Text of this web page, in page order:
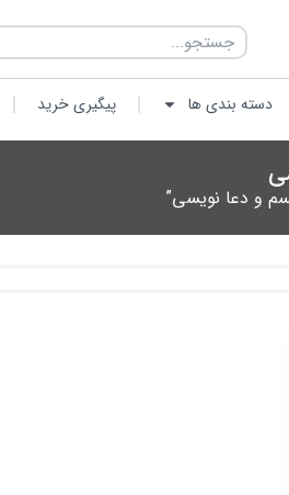
دسته بندی ها پیگیری خرید
و دعا نویسی”